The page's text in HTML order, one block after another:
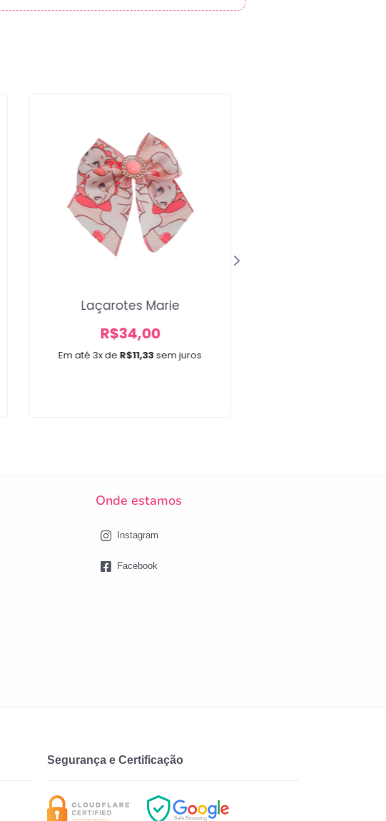
Em até 3x de R$11,33sem juros
Laçarotes Marie
R$34,00
Onde estamos
Instagram
Facebook
Segurança e Certificação